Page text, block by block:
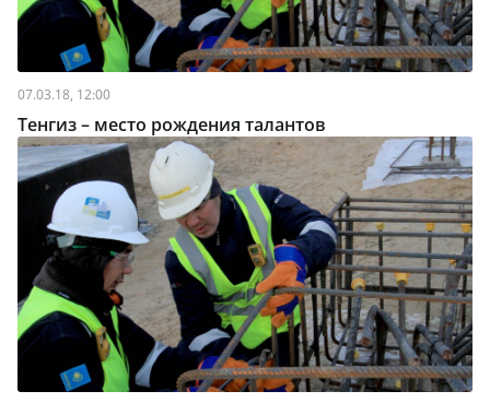
07.03.18, 12:00
Тенгиз – место рождения талантов